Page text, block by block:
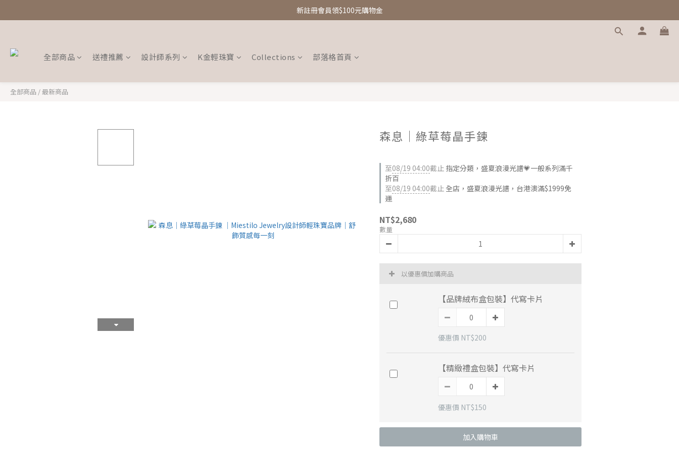
新註冊會員領$100元購物金
新註冊會員領$100元購物金
全部商品 送禮推薦 設計師系列 K金輕珠寶 Collections 部落格首頁
全部商品 /最新商品
森息｜綠草莓晶手鍊
至08/19 04:00截止 指定分類，盛夏浪漫光譜💗一般系列滿千
折百
至08/19 04:00截止 全店，盛夏浪漫光譜，台港澳滿$1999免
運
NT$2,680
數量
以優惠價加購商品
【品牌絨布盒包裝】代寫卡片
優惠價 NT$200
【精緻禮盒包裝】代寫卡片
優惠價 NT$150
加入購物車